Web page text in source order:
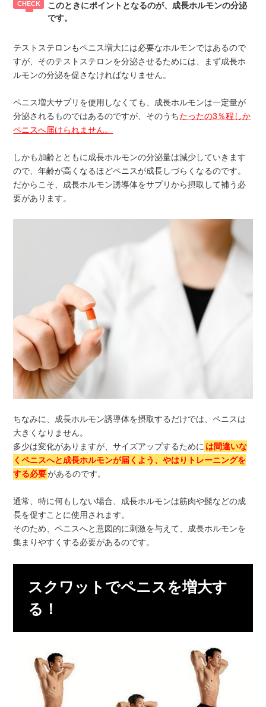
このときにポイントとなるのが、成長ホルモンの分泌
です。
テストステロンもペニス増大には必要なホルモンではあるので
すが、そのテストステロンを分泌させるためには、まず成長ホ
ルモンの分泌を促さなければなりません。
ペニス増大サプリを使用しなくても、成長ホルモンは一定量が
分泌されるものではあるのですが、そのうちたったの3％程しか
ペニスへ届けられません。
しかも加齢とともに成長ホルモンの分泌量は減少していきます
ので、年齢が高くなるほどペニスが成長しづらくなるのです。
だからこそ、成長ホルモン誘導体をサプリから摂取して補う必
要があります。
ちなみに、成長ホルモン誘導体を摂取するだけでは、ペニスは
大きくなりません。
多少は変化がありますが、サイズアップするために は間違いな
くペニスへと成長ホルモンが届くよう、やはりトレーニングを
する必要があるのです。
通常、特に何もしない場合、成長ホルモンは筋肉や髭などの成
長を促すことに使用されます。
そのため、ペニスへと意図的に刺激を与えて、成長ホルモンを
集まりやすくする必要があるのです。
スクワットでペニスを増大す
る！